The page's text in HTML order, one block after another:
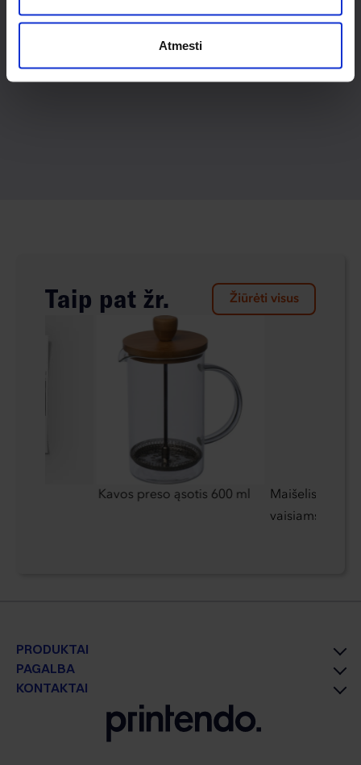
Atmesti
Taip pat žr. Žiūrėti visus
Kavos preso ąsotis 600 ml
Maišelis
vaisiams
PRODUKTAI
PAGALBA
KONTAKTAI